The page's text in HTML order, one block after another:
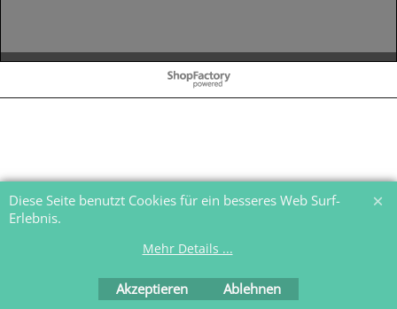
WebShop erstellt mit
ShopFactory Shop
Diese Seite benutzt Cookies für ein besseres Web Surf-
Erlebnis.
Mehr Details ...
Akzeptieren Ablehnen